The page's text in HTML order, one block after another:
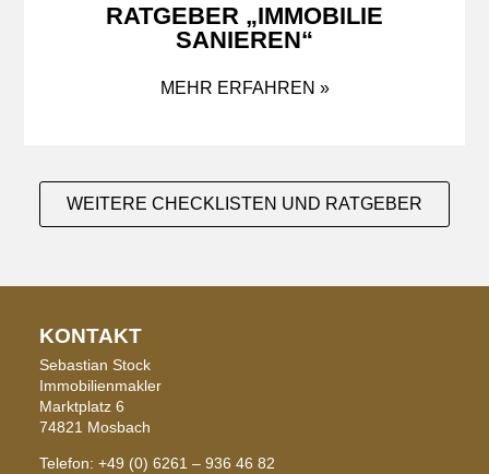
RATGEBER „IMMOBILIE
SANIEREN“
MEHR ERFAHREN »
WEITERE CHECKLISTEN UND RATGEBER
KONTAKT
Sebastian Stock
Immobilienmakler
Marktplatz 6
74821 Mosbach
Telefon: +49 (0) 6261 – 936 46 82